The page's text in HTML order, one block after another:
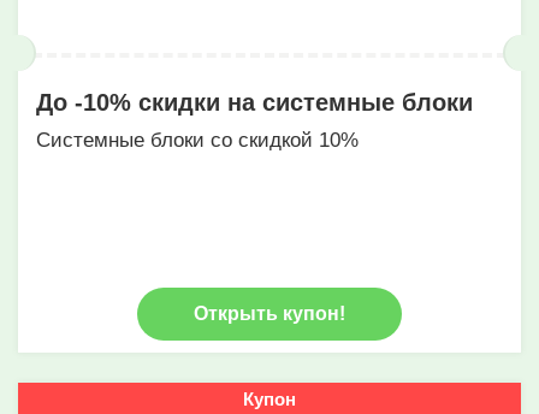
До -10% скидки на системные блоки
Системные блоки со скидкой 10%
Открыть купон!
Купон